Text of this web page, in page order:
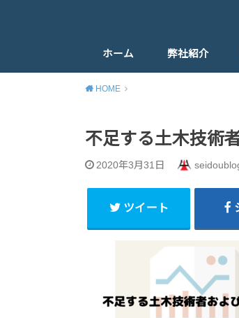
ホーム 弊社紹介
HOME
不足する土木技術
2020年3月31日
ツイート